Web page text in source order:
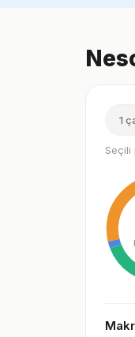
1
Seçili